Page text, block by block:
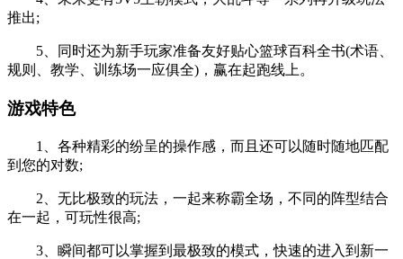
推出;
5、同时还为新手玩家准备友好贴心篮球百科全书(术语、
规则、教学、训练场一应俱全)，赢在起跑线上。
游戏特色
1、各种精彩的纷呈的操作感，而且还可以随时随地匹配
到您的对数;
2、无比极致的玩法，一起来称霸全场，不同的阵型结合
在一起，可玩性很高;
3、瞬间都可以掌握到最极致的模式，快速的进入到新一